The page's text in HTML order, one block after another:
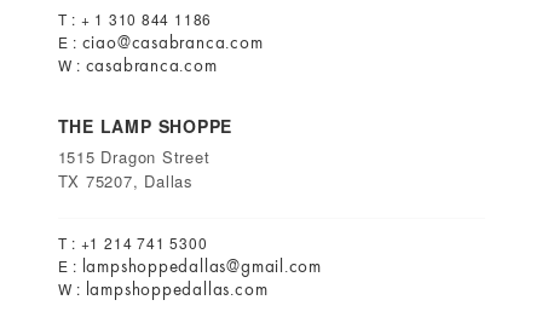
T : + 1 310 844 1186
E : ciao@casabranca.com
W : casabranca.com
THE LAMP SHOPPE
1515 Dragon Street
TX 75207, Dallas
T : +1 214 741 5300
E : lampshoppedallas@gmail.com
W : lampshoppedallas.com